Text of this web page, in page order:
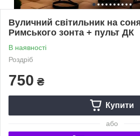
Вуличний світильник на
Римського зонта + пульт ДК
В наявності
Роздріб
750 ₴
Купити
або